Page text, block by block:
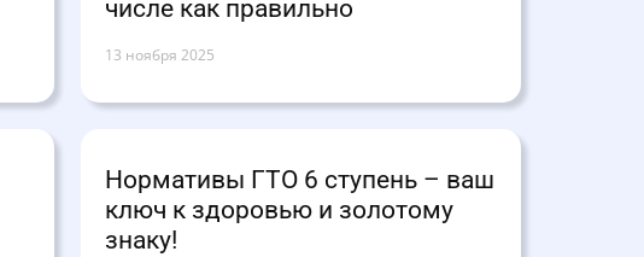
числе как правильно
13 ноября 2025
Нормативы ГТО 6 ступень – ваш
ключ к здоровью и золотому
знаку!